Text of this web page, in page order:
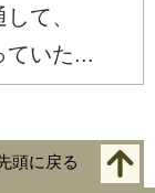
て、
ていた...
頭に戻る